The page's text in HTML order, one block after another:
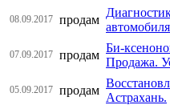
08.09.2017 продам
07.09.2017 продам
Би-
Продажа.
05.09.2017 продам
Астрахань.